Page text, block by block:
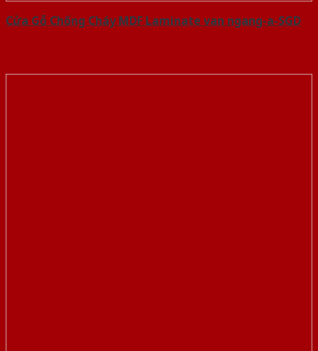
Cửa Gỗ Chống Cháy MDF Laminate van ngang-a-SGD